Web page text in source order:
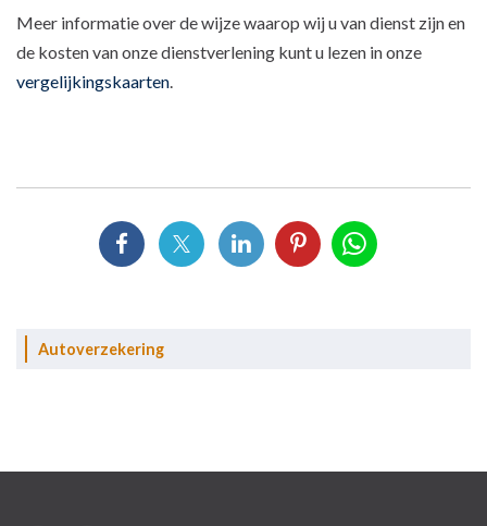
Meer informatie over de wijze waarop wij u van dienst zijn en
de kosten van onze dienstverlening kunt u lezen in onze
vergelijkingskaarten.
Autoverzekering